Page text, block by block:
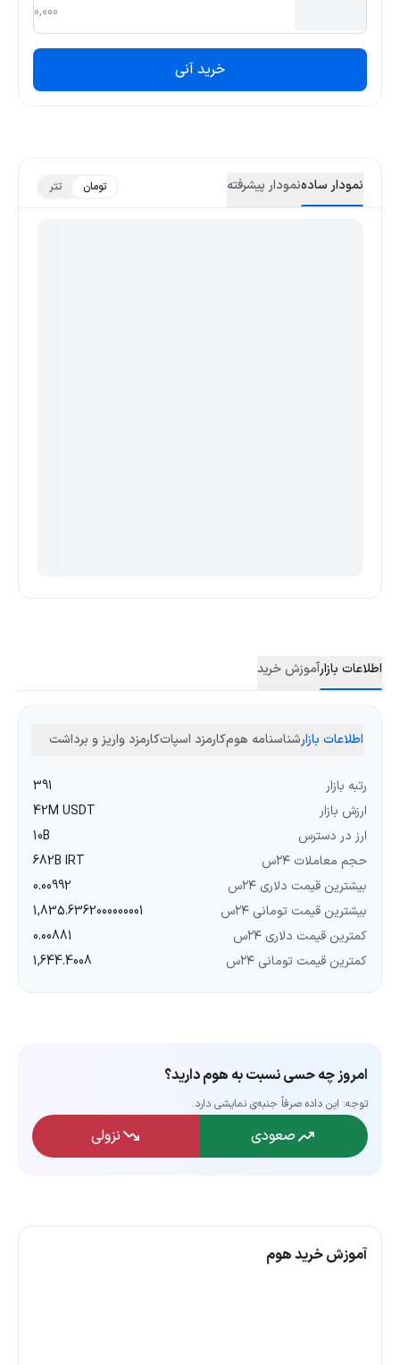
نمودار سادهنمودار پیشرفته تومان تتر
اطلاعات بازارآموزش خرید
اطلاعات بازارشناسنامه هومکارمزد اسپاتکارمزد واریز و برداشت
رتبه بازار
391
ارزش بازار
42M USDT
ارز در دسترس
10B
حجم معاملات ۲۴س
682B IRT
بیشترین قیمت دلاری ۲۴س
0.00992
بیشترین قیمت تومانی ۲۴س
1,835.6362000000001
کمترین قیمت دلاری ۲۴س
0.00881
کمترین قیمت تومانی ۲۴س
1,644.4008
امروز چه حسی نسبت به هوم دارید؟
توجه: این داده‌ صرفاً جنبه‌ی نمایشی دارد.
صعودی نزولی
آموزش خرید هوم
خرید آنی